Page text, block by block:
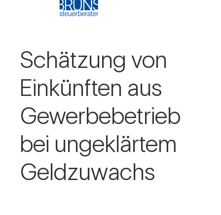
Schät­zung von
Ein­künften aus
Gewer­be­be­trieb
bei unge­klärtem
Geld­zu­wachs